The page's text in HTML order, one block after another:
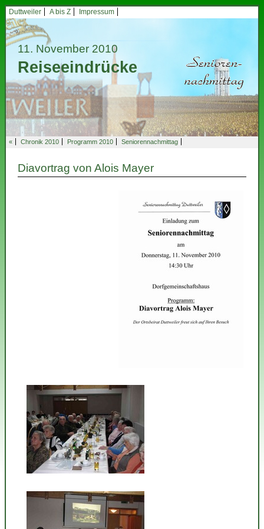
Duttweiler A bis Z Impressum
11. November 2010
Reiseeindrücke
« Chronik 2010 Programm 2010 Seniorennachmittag
Diavortrag von Alois Mayer